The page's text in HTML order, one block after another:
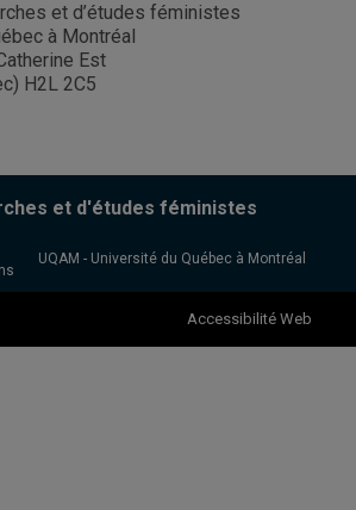
et d’études féministes
à Montréal
Est
H2L 2C5
et d'études féministes
UQAM - Université du Québec à Montréal
Accessibilité Web